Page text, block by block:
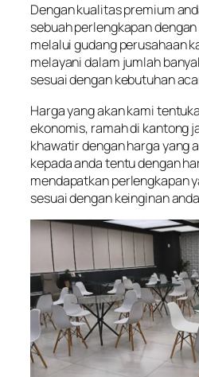
Dengan kualitas premium
sebuah perlengkapan
melalui gudang perusahaan
melayani dalam jumlah
sesuai dengan kebutuhan
Harga yang akan kami
ekonomis, ramah di kantong
khawatir dengan harga yang
kepada anda tentu dengan
mendapatkan perlengkapan
sesuai dengan keinginan